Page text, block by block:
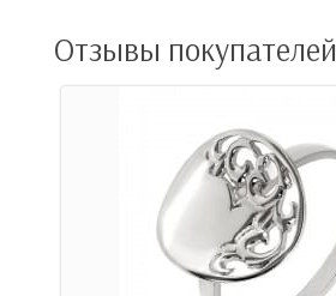
Отзывы покупателей